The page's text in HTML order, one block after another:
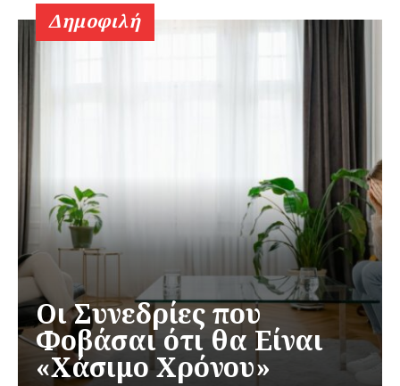
Δημοφιλή
Οι Συνεδρίες που
Φοβάσαι ότι θα Είναι
«Χάσιμο Χρόνου»